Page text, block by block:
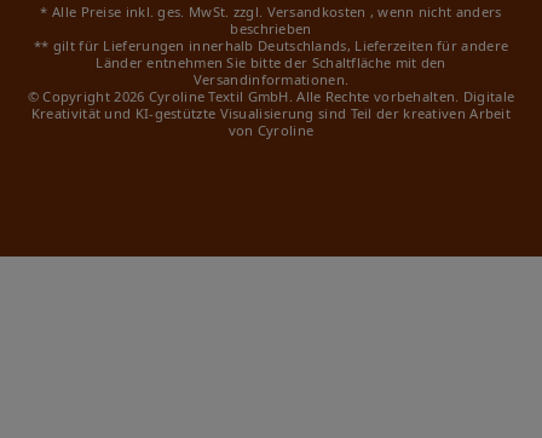
* Alle Preise inkl. ges. MwSt. zzgl. Versandkosten , wenn nicht anders
beschrieben
** gilt für Lieferungen innerhalb Deutschlands, Lieferzeiten für andere
Länder entnehmen Sie bitte der Schaltfläche mit den
Versandinformationen.
© Copyright 2026 Cyroline Textil GmbH. Alle Rechte vorbehalten. Digitale
Kreativität und KI-gestützte Visualisierung sind Teil der kreativen Arbeit
von Cyroline